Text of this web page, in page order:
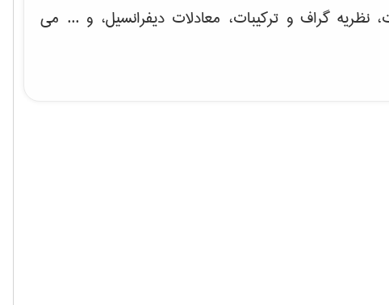
نظریه گراف و تركیبات، معادلات دیفرانسیل، و ... می